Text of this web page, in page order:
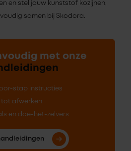
en stel jouw kunststof kozijnen,
samen bij Skodora.
met onze
stap instructies
tot afwerken
en doe-het-zelvers